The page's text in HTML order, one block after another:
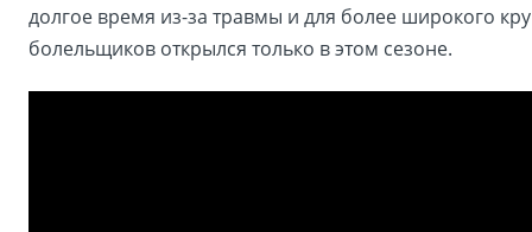
долгое время из-за травмы и для более широкого
болельщиков открылся только в этом сезоне.